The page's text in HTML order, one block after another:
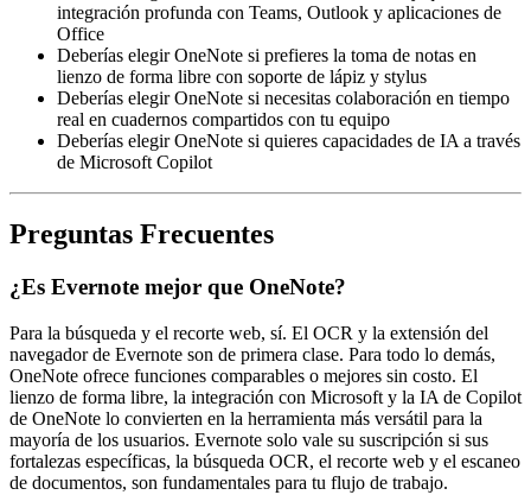
integración profunda con Teams, Outlook y aplicaciones de
Office
Deberías elegir OneNote si prefieres la toma de notas en
lienzo de forma libre con soporte de lápiz y stylus
Deberías elegir OneNote si necesitas colaboración en tiempo
real en cuadernos compartidos con tu equipo
Deberías elegir OneNote si quieres capacidades de IA a través
de Microsoft Copilot
Preguntas Frecuentes
¿Es Evernote mejor que OneNote?
Para la búsqueda y el recorte web, sí. El OCR y la extensión del
navegador de Evernote son de primera clase. Para todo lo demás,
OneNote ofrece funciones comparables o mejores sin costo. El
lienzo de forma libre, la integración con Microsoft y la IA de Copilot
de OneNote lo convierten en la herramienta más versátil para la
mayoría de los usuarios. Evernote solo vale su suscripción si sus
fortalezas específicas, la búsqueda OCR, el recorte web y el escaneo
de documentos, son fundamentales para tu flujo de trabajo.